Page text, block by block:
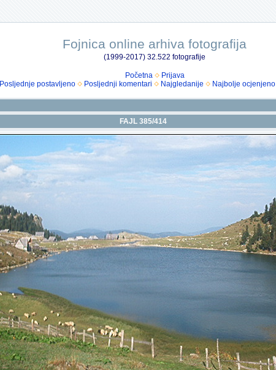
Fojnica online arhiva fotografija
(1999-2017) 32.522 fotografije
Početna
Prijava
Posljednje postavljeno Posljednji komentari Najgledanije Najbolje ocjenjeno
FAJL 385/414